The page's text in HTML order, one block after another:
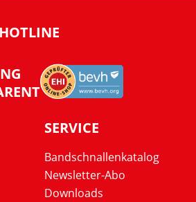
SERVICE
Bandschnallenkatalog
Newsletter-Abo
Downloads